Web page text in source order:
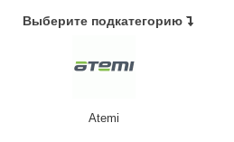
Выберите подкатегорию
Atemi